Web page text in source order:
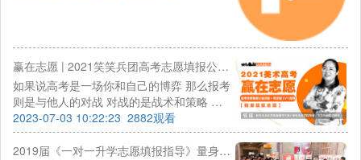
赢在志愿 | 2021笑笑兵团高考志愿填报公益讲座+1V1志愿指导
如果说高考是一场你和自己的博弈 那么报考
则是与他人的对战 对战的是战术和策略 如
何能不辜负自己的每一分，超越自己的理想
2023-07-03 10:22:23 2882观看
2019届《一对一升学志愿填报指导》量身制定升学志愿填报计划圆满落幕